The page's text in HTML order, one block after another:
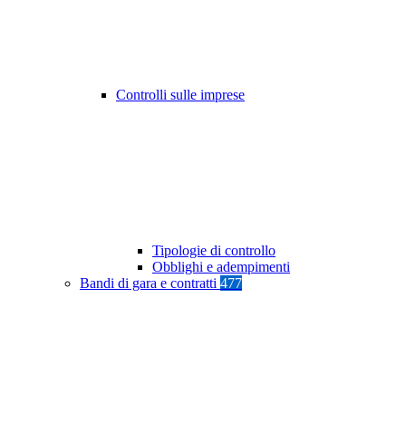
Controlli sulle imprese
Tipologie di controllo
Obblighi e adempimenti
Bandi di gara e contratti 477